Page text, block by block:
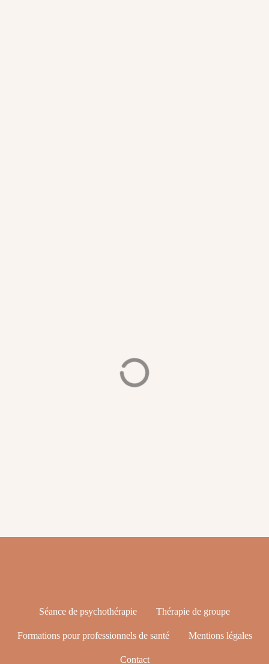
Séance de psychothérapie Thérapie de groupe
Formations pour professionnels de santé Mentions légales
Contact